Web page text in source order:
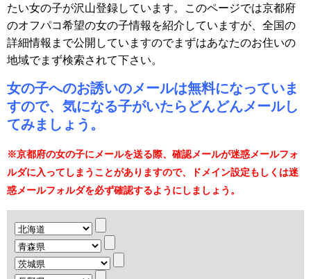
たい女の子が沢山登録しています。このページでは京都府
のオフパコ希望の女の子情報を紹介していますが、全国の
詳細情報まで公開していますのでまずはあなたのお住いの
地域でまず検索されて下さい。
女の子へのお誘いのメールは無料になっていま
すので、気になる子がいたらどんどんメールし
てみましょう。
※京都府の女の子にメールを送る際、確認メールが迷惑メールフォ
ルダに入ってしまうことがありますので、ドメイン設定もしくは迷
惑メールフォルダを必ず確認するようにしましょう。